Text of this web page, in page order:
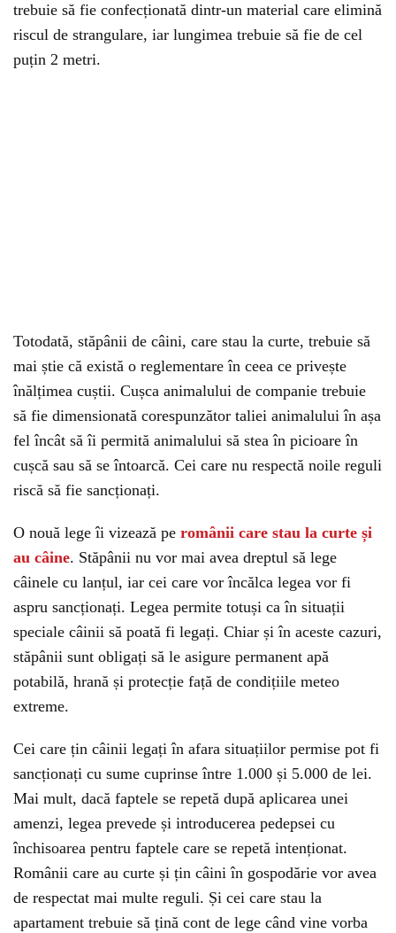
trebuie să fie confecționată dintr-un material care elimină
riscul de strangulare, iar lungimea trebuie să fie de cel
puțin 2 metri.
Totodată, stăpânii de câini, care stau la curte, trebuie să
mai știe că există o reglementare în ceea ce privește
înălțimea cuștii. Cușca animalului de companie trebuie
să fie dimensionată corespunzător taliei animalului în așa
fel încât să îi permită animalului să stea în picioare în
cușcă sau să se întoarcă. Cei care nu respectă noile reguli
riscă să fie sancționați.
O nouă lege îi vizează pe românii care stau la curte și
au câine. Stăpânii nu vor mai avea dreptul să lege
câinele cu lanțul, iar cei care vor încălca legea vor fi
aspru sancționați. Legea permite totuși ca în situații
speciale câinii să poată fi legați. Chiar și în aceste cazuri,
stăpânii sunt obligați să le asigure permanent apă
potabilă, hrană și protecție față de condițiile meteo
extreme.
Cei care țin câinii legați în afara situațiilor permise pot fi
sancționați cu sume cuprinse între 1.000 și 5.000 de lei.
Mai mult, dacă faptele se repetă după aplicarea unei
amenzi, legea prevede și introducerea pedepsei cu
închisoarea pentru faptele care se repetă intenționat.
Românii care au curte și țin câini în gospodărie vor avea
de respectat mai multe reguli. Și cei care stau la
apartament trebuie să țină cont de lege când vine vorba